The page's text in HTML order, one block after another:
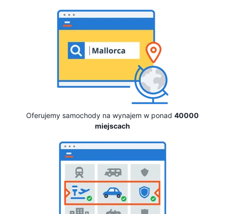
Oferujemy samochody na wynajem w ponad 40000
miejscach